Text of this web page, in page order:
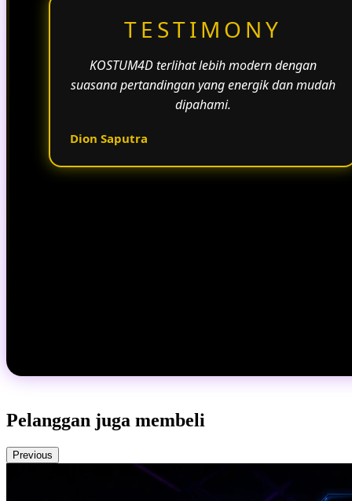
TESTIMONY
KOSTUM4D terlihat lebih modern dengan
suasana pertandingan yang energik dan mudah
dipahami.
Dion Saputra
Pelanggan juga membeli
Previous